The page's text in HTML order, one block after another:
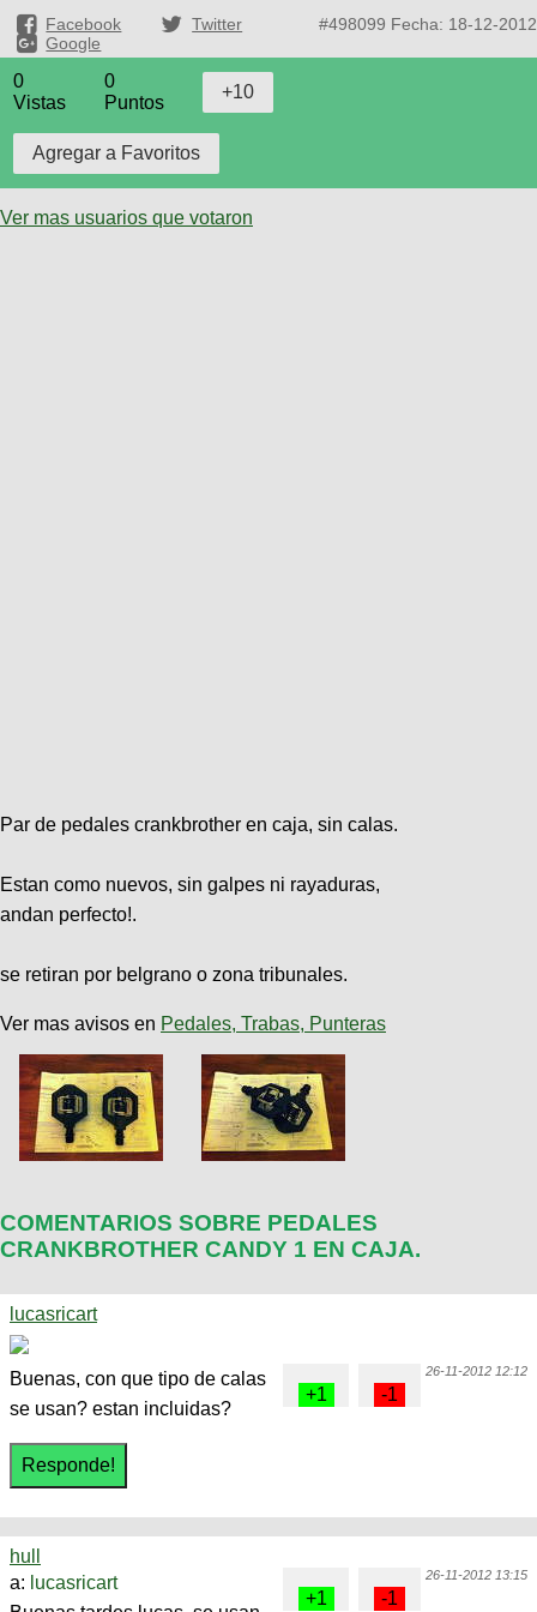
Facebook
Twitter
Google
#498099 Fecha: 18-12-2012
0
Vistas
0
Puntos
Ver mas usuarios que votaron
Par de pedales crankbrother en caja, sin calas.
Estan como nuevos, sin galpes ni rayaduras,
andan perfecto!.
se retiran por belgrano o zona tribunales.
Ver mas avisos en Pedales, Trabas, Punteras
COMENTARIOS SOBRE PEDALES
CRANKBROTHER CANDY 1 EN CAJA.
lucasricart
26-11-2012 12:12
Buenas, con que tipo de calas
se usan? estan incluidas?
hull
26-11-2012 13:15
a: lucasricart